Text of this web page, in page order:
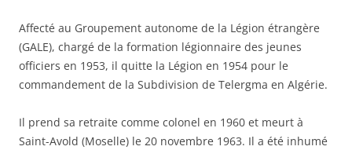
Affecté au Groupement autonome de la Légion étrangère
(GALE), chargé de la formation légionnaire des jeunes
officiers en 1953, il quitte la Légion en 1954 pour le
commandement de la Subdivision de Telergma en Algérie.
Il prend sa retraite comme colonel en 1960 et meurt à
Saint-Avold (Moselle) le 20 novembre 1963. Il a été inhumé